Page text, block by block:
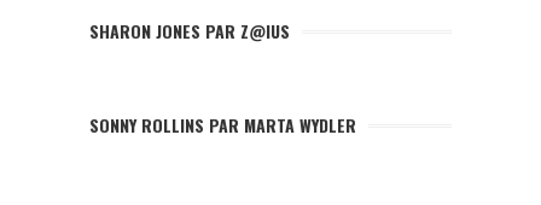
SHARON JONES PAR Z@IUS
SONNY ROLLINS PAR MARTA WYDLER